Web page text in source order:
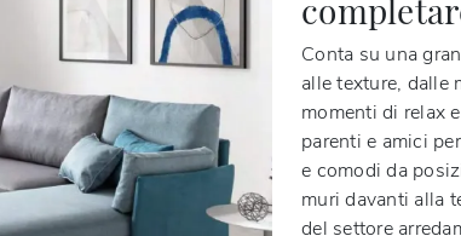
Conta su una
alle texture, dalle
momenti di relax
parenti e amici
e comodi da
muri davanti alla
del settore